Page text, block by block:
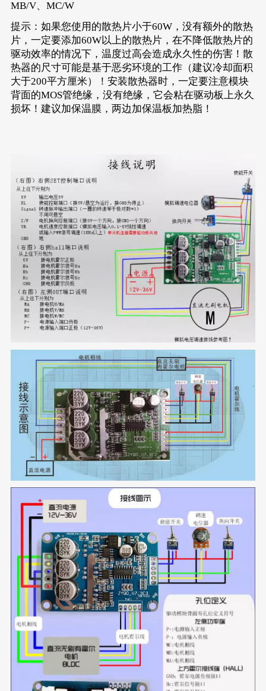
MB/V、MC/W
提示：如果您使用的散热片小于60W，没有额外的散热
片，一定要添加60W以上的散热片，在不降低散热片的
驱动效率的情况下，温度过高会造成永久性的伤害！散
热器的尺寸可能是基于恶劣环境的工作（建议冷却面积
大于200平方厘米）！安装散热器时，一定要注意模块
背面的MOS管绝缘，没有绝缘，它会粘在驱动板上永久
损坏！建议加保温膜，两边加保温板加热脂！